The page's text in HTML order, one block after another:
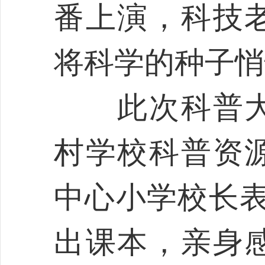
番上演，科技
将科学的种子
此次科普大
村学校科普资
中心小学校长
出课本，亲身